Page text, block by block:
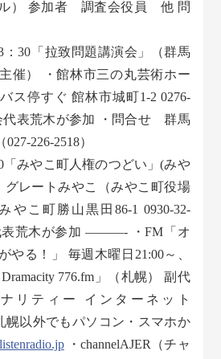
ル） 参加者 調査会役員 他 問
30「拉致問題講演会」（群馬
催） ・館林市三の丸芸術ホー
ス停すぐ 館林市城町1-2 0276-
代表荒木が参加 ・問合せ 群馬
226-2518）
みやこ町人権のつどい」(みや
グレートみやこ（みやこ町役場
やこ町勝山黒田86-1 0930-32-
表荒木が参加 ———- ・FM「オ
やる！」 毎週木曜日21:00～、
776.fm」（札幌） 副代
リティー インターネット
幌以外でもパソコン・スマホか
listenradio.jp・channelAJER（チャ